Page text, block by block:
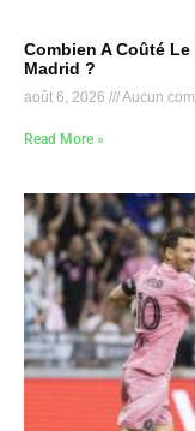
Combien A Coûté
Madrid ?
août 6, 2026 Aucun
Read More »